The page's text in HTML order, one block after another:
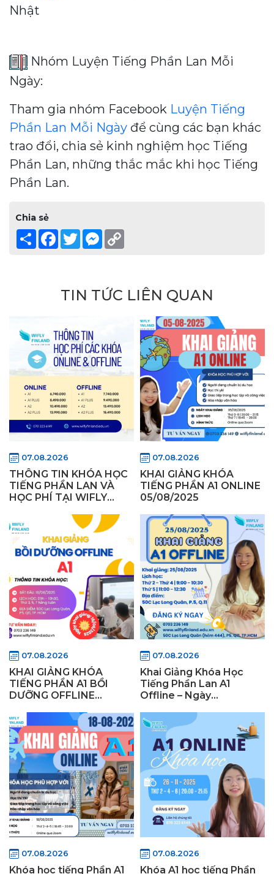
Nhật
Nhóm Luyện Tiếng Phần Lan Mỗi
Ngày:
Tham gia nhóm Facebook Luyện Tiếng
Phần Lan Mỗi Ngày để cùng các bạn khác
trao đổi, chia sẻ kinh nghiệm học Tiếng
Phần Lan, những thắc mắc khi học Tiếng
Phần Lan.
Chia sẻ
Share Facebook
TwitterMessenger
TIN TỨC LIÊN QUAN
07.08.2026
THÔNG TIN KHÓA HỌC
TIẾNG PHẦN LAN VÀ
HỌC PHÍ TẠI WIFLY
07.08.2026
KHAI GIẢNG KHÓA
TIẾNG PHẦN A1 ONLINE
05/08/2025
07.08.2026
KHAI GIẢNG KHÓA
TIẾNG PHẦN A1 BỒI
DƯỠNG OFFLINE
07.08.2026
Khai Giảng Khóa Học
Tiếng Phần Lan A1
Offline – Ngày
07.08.2026
Khóa học tiếng Phần A1
07.08.2026
Khóa A1 học tiếng Phần